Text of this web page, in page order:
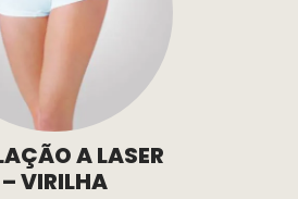
A LASER
– VIRILHA